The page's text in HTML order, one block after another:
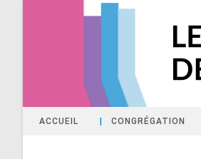
ACCUEIL CONGRÉGATION